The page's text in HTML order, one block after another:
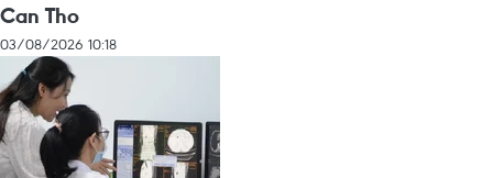
Can Tho
03/08/2026 10:18